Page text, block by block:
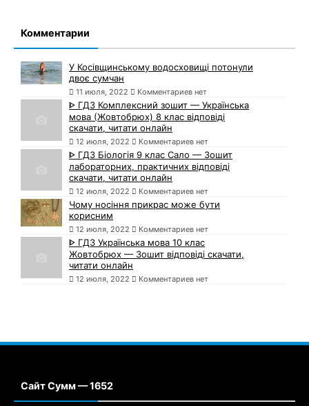
Комментарии
У Косівщинському водосховищі потонули
двоє сумчан
11 июля, 2022 Комментариев нет
ᐈ ГДЗ Комплексний зошит — Українська
мова (Жовтобрюх) 8 клас відповіді
скачати, читати онлайн
12 июля, 2022 Комментариев нет
ᐈ ГДЗ Біологія 9 клас Сало — Зошит
лабораторних, практичних відповіді
скачати, читати онлайн
12 июля, 2022 Комментариев нет
Чому носіння прикрас може бути
корисним
12 июля, 2022 Комментариев нет
ᐈ ГДЗ Українська мова 10 клас
Жовтобрюх — Зошит відповіді скачати,
читати онлайн
12 июля, 2022 Комментариев нет
Сайт Сумм — 1652